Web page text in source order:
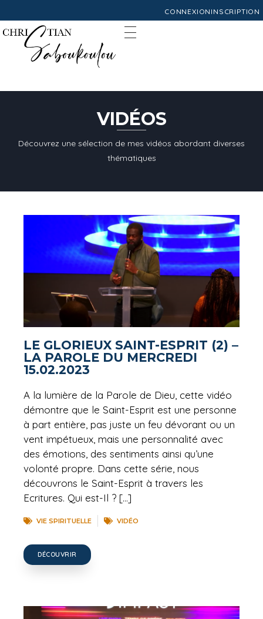
CONNEXION INSCRIPTION
VIDÉOS
Découvrez une sélection de mes vidéos abordant diverses
thématiques
LE GLORIEUX SAINT-ESPRIT (2) –
LA PAROLE DU MERCREDI
15.02.2023
A la lumière de la Parole de Dieu, cette vidéo
démontre que le Saint-Esprit est une personne
à part entière, pas juste un feu dévorant ou un
vent impétueux, mais une personnalité avec
des émotions, des sentiments ainsi qu’une
volonté propre. Dans cette série, nous
découvrons le Saint-Esprit à travers les
Ecritures. Qui est-Il ? […]
VIE SPIRITUELLE VIDÉO
DÉCOUVRIR